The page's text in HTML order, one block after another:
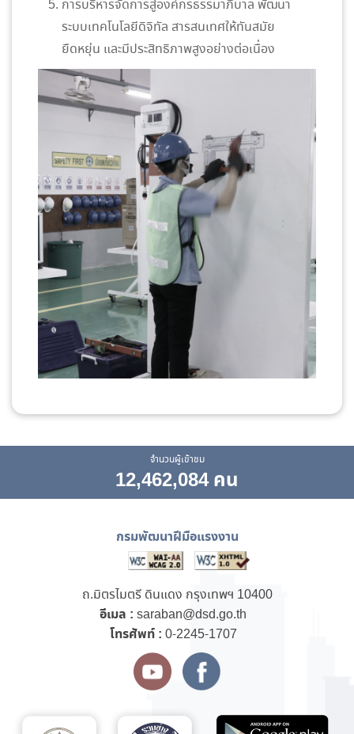
การบริหารจัดการสู่องค์กรธรรมาภิบาล พัฒนา
ระบบเทคโนโลยีดิจิทัล สารสนเทศให้ทันสมัย
ยืดหยุ่น และมีประสิทธิภาพสูงอย่างต่อเนื่อง
จำนวนผู้เข้าชม
12,462,084 คน
กรมพัฒนาฝีมือแรงงาน
ถ.มิตรไมตรี ดินแดง กรุงเทพฯ 10400
อีเมล : saraban@dsd.go.th
โทรศัพท์ : 0-2245-1707